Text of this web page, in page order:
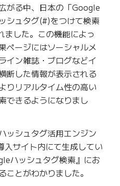
がる中、日本の「Google
シュタグ(#)をつけて検索
した。この機能によっ
ページにはソーシャルメ
イン雑誌・ブログなどイ
断した情報が表示される
りリアルタイム性の高い
できるようになりまし
ッシュタグ活用エンジン
入サイト内にて生成してい
ハッシュタグ検索』にお
ことがわかりました。